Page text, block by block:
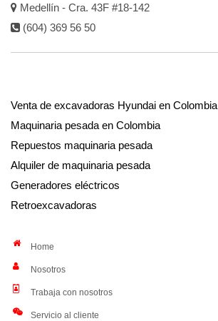
Medellín - Cra. 43F #18-142
(604) 369 56 50
Venta de excavadoras Hyundai en Colombia
Maquinaria pesada en Colombia
Repuestos maquinaria pesada
Alquiler de maquinaria pesada
Generadores eléctricos
Retroexcavadoras
Home
Nosotros
Trabaja con nosotros
Servicio al cliente